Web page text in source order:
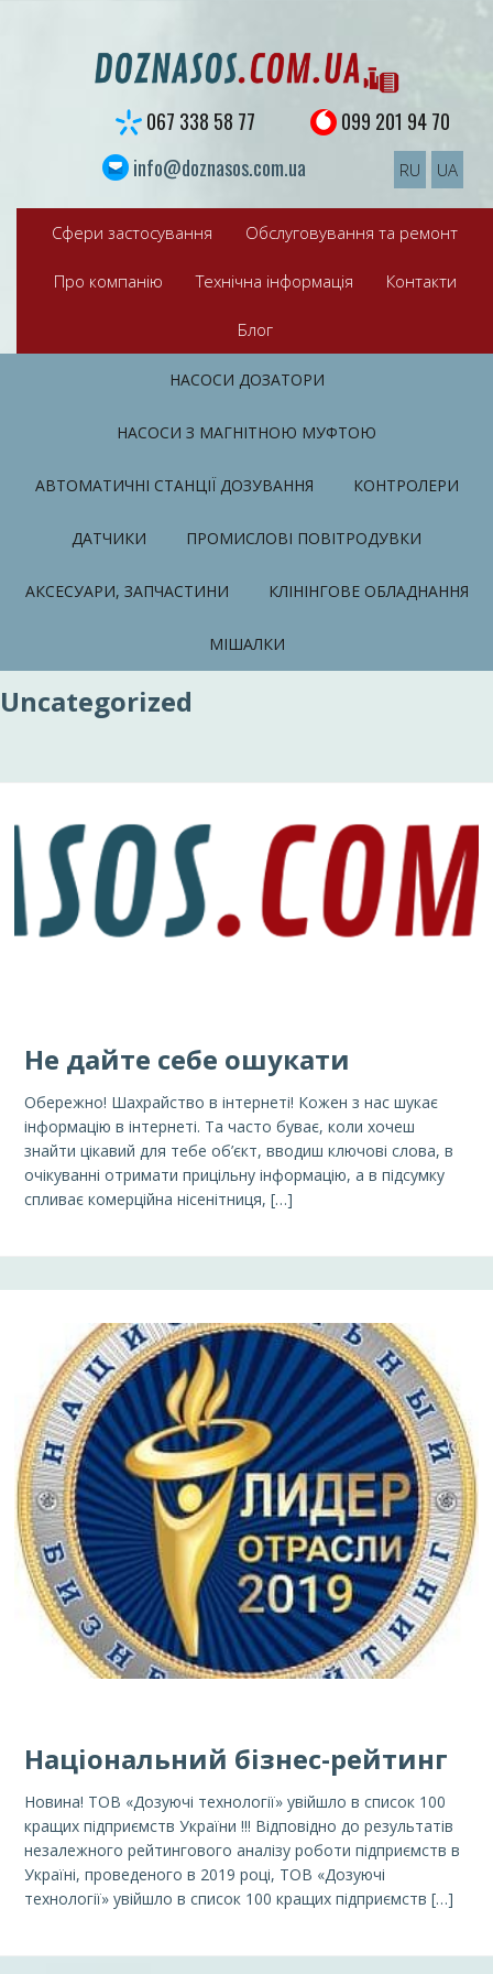
067 338 58 77
099 201 94 70
info@doznasos.com.ua
RU UA
Сфери застосування Обслуговування та ремонт
Про компанію Технічна інформація Контакти
Блог
НАСОСИ ДОЗАТОРИ
НАСОСИ З МАГНІТНОЮ МУФТОЮ
АВТОМАТИЧНІ СТАНЦІЇ ДОЗУВАННЯ КОНТРОЛЕРИ
ДАТЧИКИ ПРОМИСЛОВІ ПОВІТРОДУВКИ
АКСЕСУАРИ, ЗАПЧАСТИНИ КЛІНІНГОВЕ ОБЛАДНАННЯ
МІШАЛКИ
Uncategorized
Не дайте себе ошукати
Обережно! Шахрайство в інтернеті! Кожен з нас шукає
інформацію в інтернеті. Та часто буває, коли хочеш
знайти цікавий для тебе об’єкт, вводиш ключові слова, в
очікуванні отримати прицільну інформацію, а в підсумку
спливає комерційна нісенітниця, […]
Національний бізнес-рейтинг
Новина! ТОВ «Дозуючі технології» увійшло в список 100
кращих підприємств України !!! Відповідно до результатів
незалежного рейтингового аналізу роботи підприємств в
Україні, проведеного в 2019 році, ТОВ «Дозуючі
технології» увійшло в список 100 кращих підприємств […]